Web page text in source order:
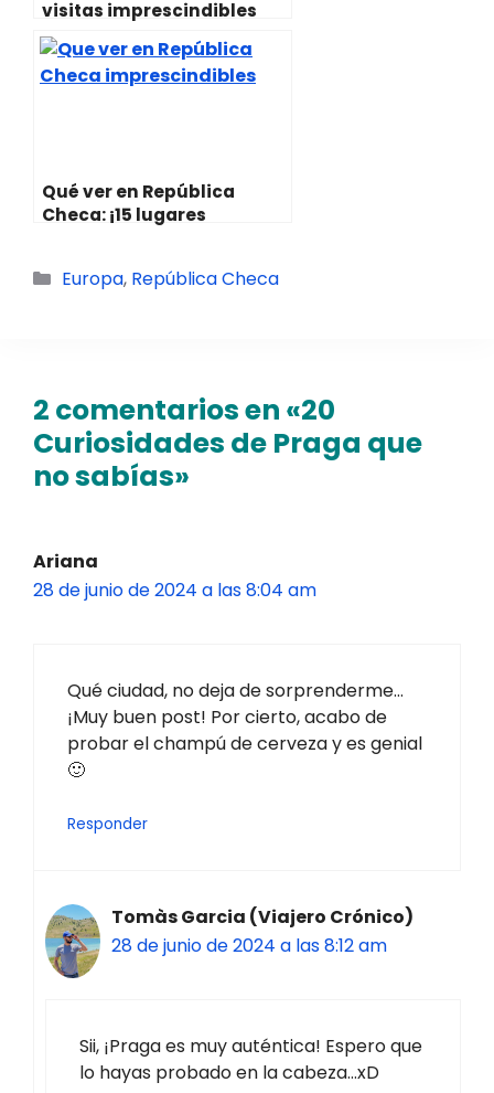
visitas imprescindibles
Qué ver en República
Checa: ¡15 lugares
Categorías
Europa, República Checa
2 comentarios en «20
Curiosidades de Praga que
no sabías»
Ariana
28 de junio de 2024 a las 8:04 am
Qué ciudad, no deja de sorprenderme…
¡Muy buen post! Por cierto, acabo de
probar el champú de cerveza y es genial
🙂
Responder
Tomàs Garcia (Viajero Crónico)
28 de junio de 2024 a las 8:12 am
Sii, ¡Praga es muy auténtica! Espero que
lo hayas probado en la cabeza…xD